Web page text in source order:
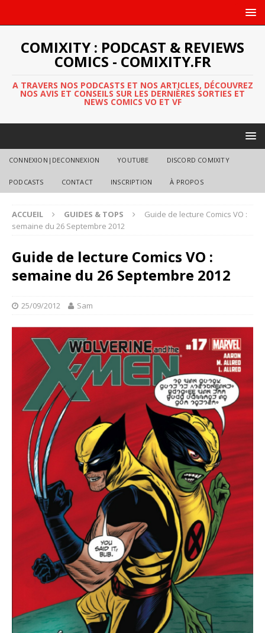
COMIXITY : PODCAST & REVIEWS
COMICS - COMIXITY.FR
A TRAVERS NOS PODCASTS ET NOS ARTICLES, DÉCOUVREZ
NOS AVIS ET CONSEILS SUR LES DERNIÈRES SORTIES ET
NEWS COMICS VO ET VF
CONNEXION|DECONNEXION YOUTUBE DISCORD COMIXITY
PODCASTS CONTACT INSCRIPTION À PROPOS
ACCUEIL GUIDES & TOPS
Guide de lecture Comics VO :
semaine du 26 Septembre 2012
Guide de lecture Comics VO :
semaine du 26 Septembre 2012
25/09/2012 Sam